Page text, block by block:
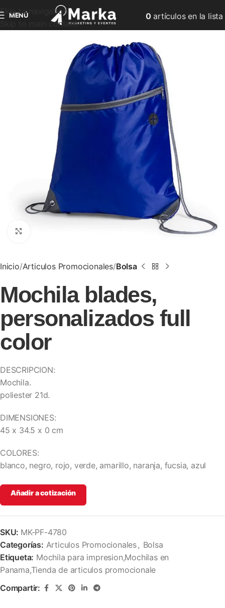
Skip to navigation
Skip to main content
MENÚ 0artículosen la lista
Inicio Articulos Promocionales Bolsa
Mochila blades,
personalizados full
color
DESCRIPCION:
Mochila.
poliester 21d.
DIMENSIONES:
45 x 34.5 x 0 cm
COLORES:
blanco, negro, rojo, verde, amarillo, naranja, fucsia, azul
Añadir a cotización
SKU: MK-PF-4780
Categorías: Articulos Promocionales, Bolsa
Etiqueta: Mochila para impresion,Mochilas en
Panama,Tienda de articulos promocionale
Compartir: